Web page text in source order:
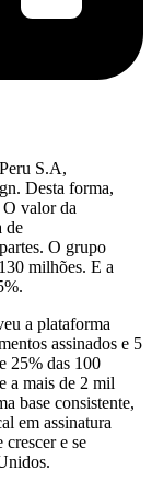
S.A,
Desta forma,
O valor da
de
O grupo
milhões. E a
a plataforma
assinados e 5
25% das 100
a mais de 2 mil
base consistente,
em assinatura
e se